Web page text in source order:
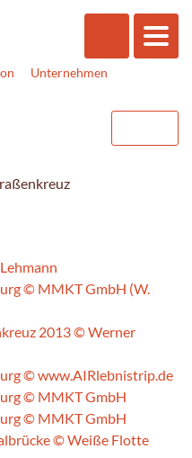
Unternehmen